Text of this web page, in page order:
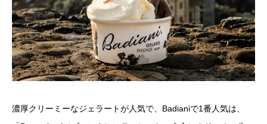
濃厚クリーミーなジェラートが人気で、Badianiで1番人気は、